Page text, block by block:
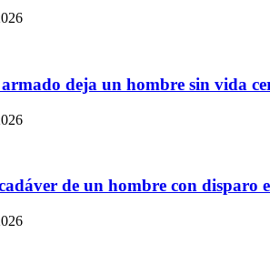
deja un hombre sin vida
de un hombre con disparo